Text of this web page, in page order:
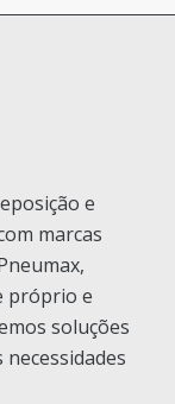
e
marcas
próprio e
soluções